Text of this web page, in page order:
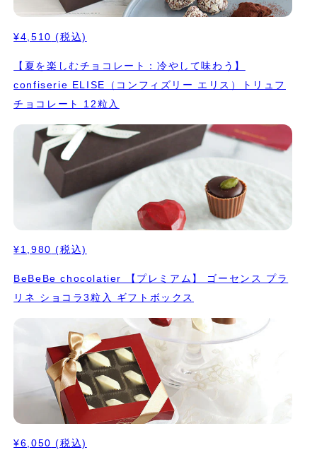
¥4,510 (税込)
【夏を楽しむチョコレート：冷やして味わう】
confiserie ELISE（コンフィズリー エリス）トリュフ
チョコレート 12粒入
¥1,980 (税込)
BeBeBe chocolatier 【プレミアム】 ゴーセンス プラ
リネ ショコラ3粒入 ギフトボックス
¥6,050 (税込)